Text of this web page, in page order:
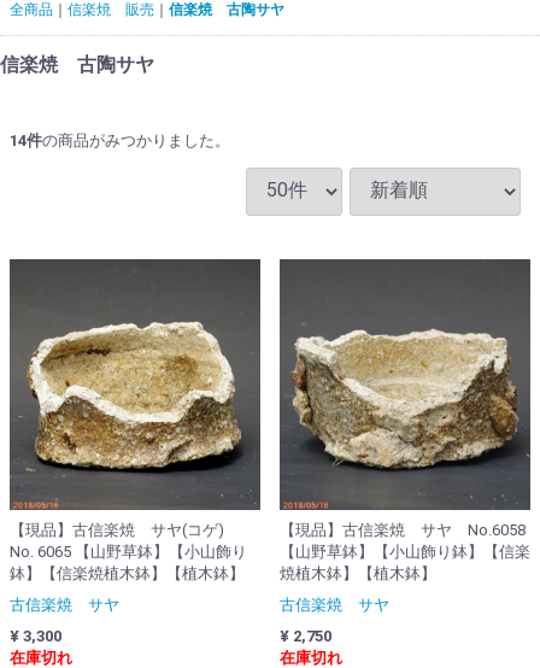
全商品 信楽焼 販売 信楽焼 古陶サヤ
信楽焼 古陶サヤ
14件の商品がみつかりました。
【現品】古信楽焼 サヤ(コゲ)
No. 6065 【山野草鉢】【小山飾り
鉢】【信楽焼植木鉢】【植木鉢】
古信楽焼 サヤ
¥ 3,300
在庫切れ
【現品】古信楽焼 サヤ No.6058
【山野草鉢】【小山飾り鉢】【信楽
焼植木鉢】【植木鉢】
古信楽焼 サヤ
¥ 2,750
在庫切れ